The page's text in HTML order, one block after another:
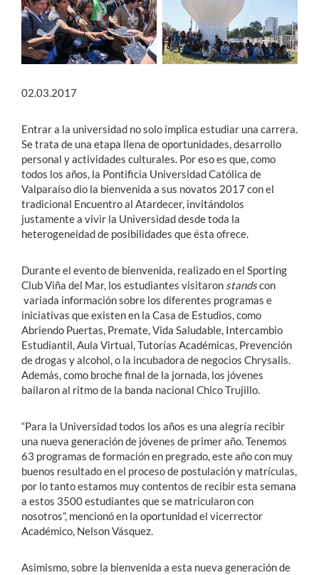
English
02.03.2017
Entrar a la universidad no solo implica estudiar una carrera.
Se trata de una etapa llena de oportunidades, desarrollo
personal y actividades culturales. Por eso es que, como
todos los años, la Pontificia Universidad Católica de
Valparaíso dio la bienvenida a sus novatos 2017 con el
tradicional Encuentro al Atardecer, invitándolos
justamente a vivir la Universidad desde toda la
heterogeneidad de posibilidades que ésta ofrece.
Durante el evento de bienvenida, realizado en el Sporting
Club Viña del Mar, los estudiantes visitaron standscon
variada información sobre los diferentes programas e
iniciativas que existen en la Casa de Estudios, como
Abriendo Puertas, Premate, Vida Saludable, Intercambio
Estudiantil, Aula Virtual, Tutorías Académicas, Prevención
de drogas y alcohol, o la incubadora de negocios Chrysalis.
Además, como broche final de la jornada, los jóvenes
bailaron al ritmo de la banda nacional Chico Trujillo.
“Para la Universidad todos los años es una alegría recibir
una nueva generación de jóvenes de primer año. Tenemos
63 programas de formación en pregrado, este año con muy
buenos resultado en el proceso de postulación y matrículas,
por lo tanto estamos muy contentos de recibir esta semana
a estos 3500 estudiantes que se matricularon con
nosotros”, mencionó en la oportunidad el vicerrector
Académico, Nelson Vásquez.
Asimismo, sobre la bienvenida a esta nueva generación de